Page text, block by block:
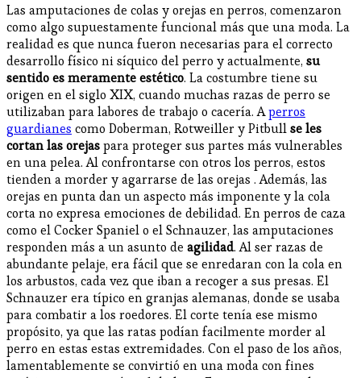
Las amputaciones de colas y orejas en perros, comenzaron
como algo supuestamente funcional más que una moda. La
realidad es que nunca fueron necesarias para el correcto
desarrollo físico ni síquico del perro y actualmente, su
sentido es meramente estético. La costumbre tiene su
origen en el siglo XIX, cuando muchas razas de perro se
utilizaban para labores de trabajo o cacería. Aperros
guardianes como Doberman, Rotweiller y Pitbullse les
cortan las orejaspara proteger sus partes más vulnerables
en una pelea. Al confrontarse con otros los perros, estos
tienden a morder y agarrarse de las orejas . Además, las
orejas en punta dan un aspecto más imponente y la cola
corta no expresa emociones de debilidad. En perros de caza
como el Cocker Spaniel o el Schnauzer, las amputaciones
responden más a un asunto de agilidad. Al ser razas de
abundante pelaje, era fácil que se enredaran con la cola en
los arbustos, cada vez que iban a recoger a sus presas. El
Schnauzer era típico en granjas alemanas, donde se usaba
para combatir a los roedores. El corte tenía ese mismo
propósito, ya que las ratas podían facilmente morder al
perro en estas estas extremidades. Con el paso de los años,
lamentablemente se convirtió en una moda con fines